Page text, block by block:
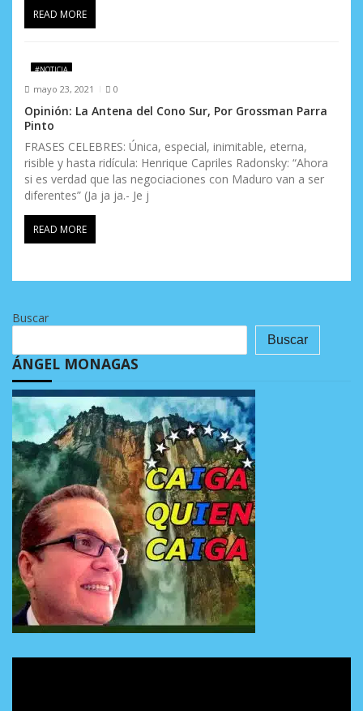
READ MORE
#NOTICIA
mayo 23, 2021 0
Opinión: La Antena del Cono Sur, Por Grossman Parra
Pinto
FRASES CELEBRES: Única, especial, inimitable, eterna,
risible y hasta ridícula: Henrique Capriles Radonsky: “Ahora
si es verdad que las negociaciones con Maduro van a ser
diferentes” (Ja ja ja.- Je j
READ MORE
Buscar
Buscar
ÁNGEL MONAGAS